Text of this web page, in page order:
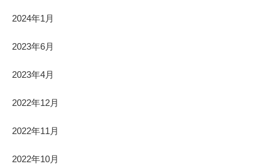
2024年1月
2023年6月
2023年4月
2022年12月
2022年11月
2022年10月